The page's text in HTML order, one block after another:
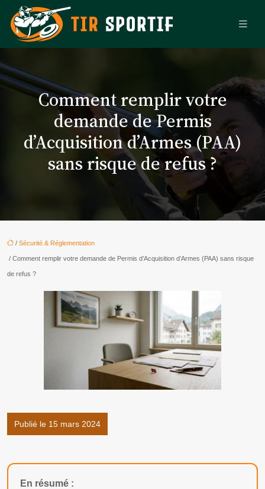
Comment remplir votre
demande de Permis
d’Acquisition d’Armes (PAA)
sans risque de refus ?
/ Sécurité & Réglementation
/ Comment remplir votre demande de Permis d’Acquisition d’Armes (PAA) sans risque
de refus ?
Publié le 15 mars 2024
En résumé :